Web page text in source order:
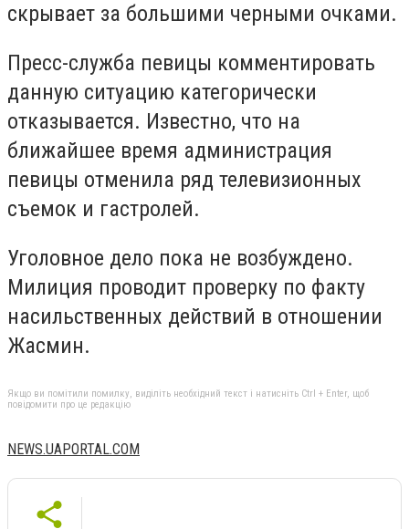
скрывает за большими черными очками.
Пресс-служба певицы комментировать
данную ситуацию категорически
отказывается. Известно, что на
ближайшее время администрация
певицы отменила ряд телевизионных
съемок и гастролей.
Уголовное дело пока не возбуждено.
Милиция проводит проверку по факту
насильственных действий в отношении
Жасмин.
Якщо ви помітили помилку, виділіть необхідний текст і натисніть Ctrl + Enter, щоб
повідомити про це редакцію
NEWS.UAPORTAL.COM